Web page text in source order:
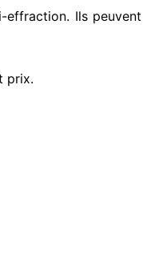
Ils peuvent
prix.